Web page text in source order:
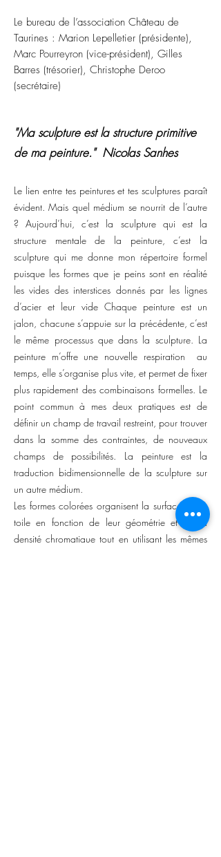
Le bureau de l’association Château de
Taurines : Marion Lepelletier (présidente),
Marc Pourreyron (vice-président), Gilles
Barres (trésorier), Christophe Deroo
(secrétaire)
"Ma sculpture est la structure primitive
de ma peinture." Nicolas Sanhes
Le lien entre tes peintures et tes sculptures paraît
évident. Mais quel médium se nourrit de l’autre
? Aujourd’hui, c’est la sculpture qui est la
structure mentale de la peinture, c’est la
sculpture qui me donne mon répertoire formel
puisque les formes que je peins sont en réalité
les vides des interstices donnés par les lignes
d’acier et leur vide Chaque peinture est un
jalon, chacune s’appuie sur la précédente, c’est
le même processus que dans la sculpture. La
peinture m’offre une nouvelle respiration au
temps, elle s’organise plus vite, et permet de fixer
plus rapidement des combinaisons formelles. Le
point commun à mes deux pratiques est de
définir un champ de travail restreint, pour trouver
dans la somme des contraintes, de nouveaux
champs de possibilités. La peinture est la
traduction bidimensionnelle de la sculpture sur
un autre médium.
Les formes colorées organisent la surface de la
toile en fonction de leur géométrie et de la
densité chromatique tout en utilisant les mêmes